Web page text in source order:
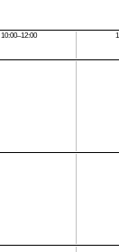
10:00–12:00